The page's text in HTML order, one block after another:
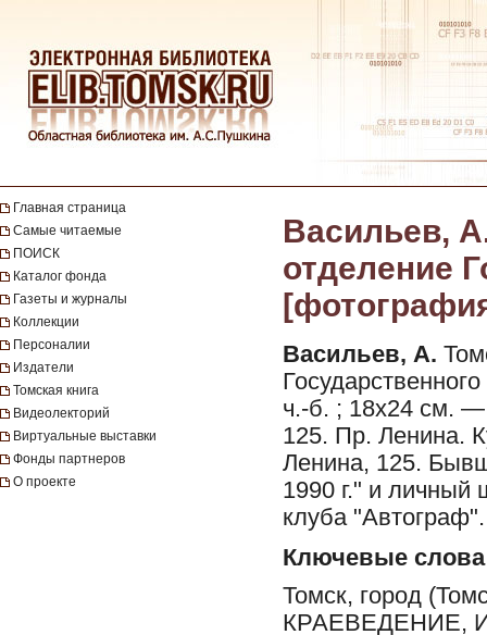
Главная страница
Самые читаемые
ПОИСК
Каталог фонда
Газеты и журналы
Коллекции
Персоналии
Издатели
Томская книга
Видеолекторий
Виртуальные выставки
Фонды партнеров
О проекте
Васильев,
отделение
Васильев, А.
ч.-б. ; 18х24 см. —
125. Пр. Ленина.
Ленина, 125.
1990 г." и личный
клуба "Автограф".
Ключевые слова
Томск, город
КРАЕВЕДЕНИЕ,